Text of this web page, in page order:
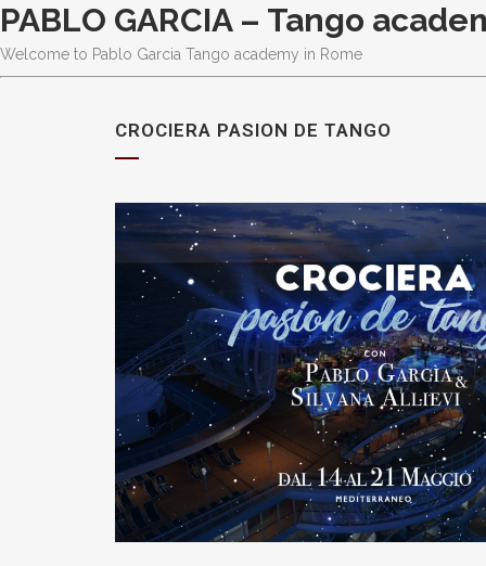
PABLO GARCIA – Tango
Welcome to Pablo Garcia Tango academy in Rome
CROCIERA PASION DE TANGO